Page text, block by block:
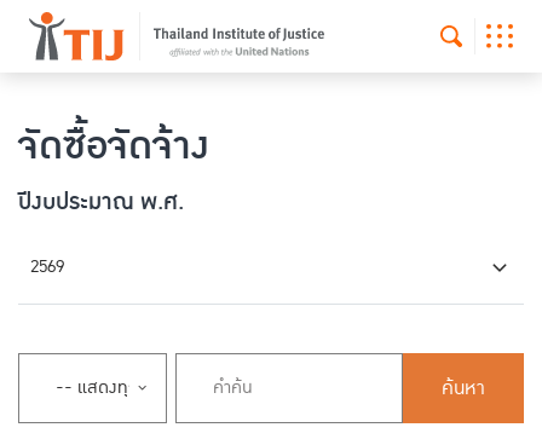
จัดซื้อจัดจ้าง
ปีงบประมาณ พ.ศ.
2569
ค้นหา